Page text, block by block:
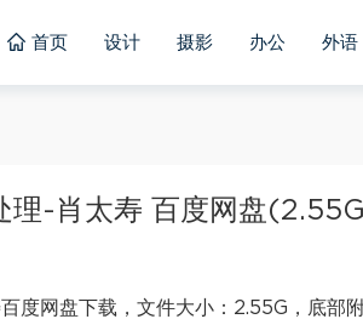
首页 设计 摄影 办公 外语
理-肖太寿 百度网盘
度网盘下载，文件大小：2.55G，底部